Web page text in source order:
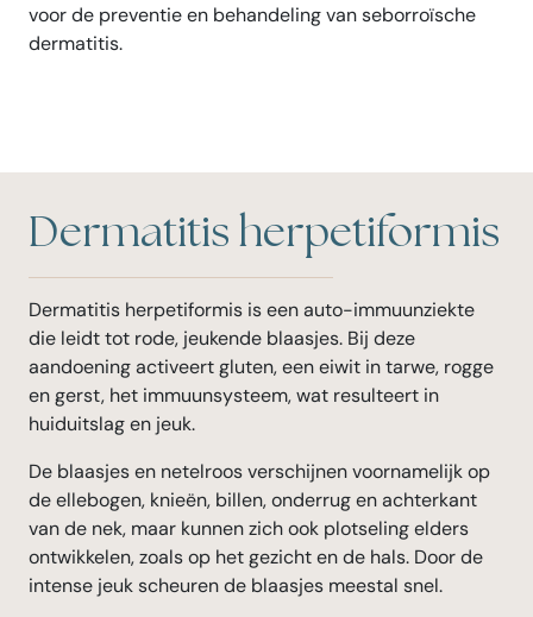
voor de preventie en behandeling van seborroïsche
dermatitis.
Dermatitis herpetiformis
Dermatitis herpetiformis is een auto-immuunziekte
die leidt tot rode, jeukende blaasjes. Bij deze
aandoening activeert gluten, een eiwit in tarwe, rogge
en gerst, het immuunsysteem, wat resulteert in
huiduitslag en jeuk.
De blaasjes en netelroos verschijnen voornamelijk op
de ellebogen, knieën, billen, onderrug en achterkant
van de nek, maar kunnen zich ook plotseling elders
ontwikkelen, zoals op het gezicht en de hals. Door de
intense jeuk scheuren de blaasjes meestal snel.